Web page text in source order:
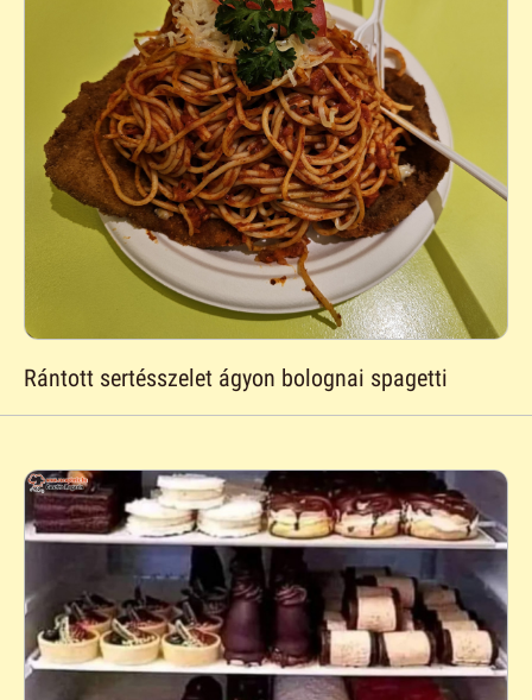
Rántott sertésszelet ágyon bolognai spagetti